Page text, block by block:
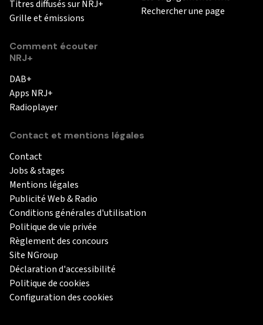
Titres diffusés sur NRJ+
Grille et émissions
Comment écouter
NRJ+
DAB+
Apps NRJ+
Radioplayer
Rechercher une page
Contact et mentions légales
Contact
Jobs & stages
Mentions légales
Publicité Web & Radio
Conditions générales d'utilisation
Politique de vie privée
Règlement des concours
Site NGroup
Déclaration d'accessibilité
Politique de cookies
Configuration des cookies